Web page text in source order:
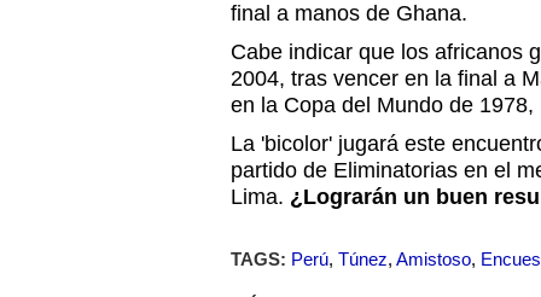
final a manos de Ghana.
Cabe indicar que los africanos
2004, tras vencer en la final a
en la Copa del Mundo de
La 'bicolor' jugará este
partido de Eliminatorias en el
Lima. ¿Lograrán un buen
TAGS: Perú, Túnez, Amistoso,